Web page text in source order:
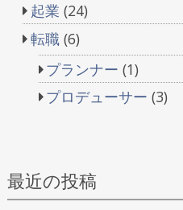
起業 (24)
転職(6)
プランナー (1)
プロデューサー (3)
最近の投稿